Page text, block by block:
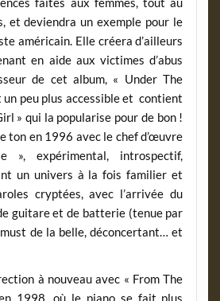
et deviendra un exemple pour le
américain. Elle créera d’ailleurs
en aide aux victimes d’abus
de cet album, « Under The
un peu plus accessible et contient
» qui la popularise pour de bon !
ton en 1996 avec le chef d’œuvre
», expérimental, introspectif,
un univers à la fois familier et
cryptées, avec l’arrivée du
guitare et de batterie (tenue par
de la belle, déconcertant… et
à nouveau avec « From The
1998, où le piano se fait plus